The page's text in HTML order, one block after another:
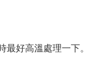
好高溫處理一下。